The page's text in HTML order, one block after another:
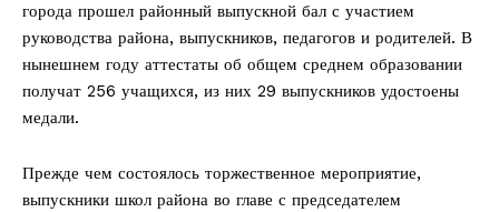
города прошел районный выпускной бал с участием
руководства района, выпускников, педагогов и родителей. В
нынешнем году аттестаты об общем среднем образовании
получат 256 учащихся, из них 29 выпускников удостоены
медали.
Прежде чем состоялось торжественное мероприятие,
выпускники школ района во главе с председателем